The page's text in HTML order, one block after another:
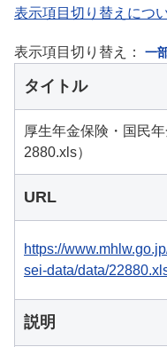
表示項目切り替えにつ
表示項目切り替え： 一
タイトル
厚生年金保険・国民
2880.xls）
URL
https://
sei-data/data/
説明